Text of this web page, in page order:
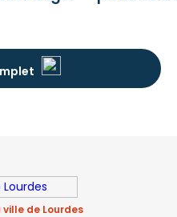
de Lourdes